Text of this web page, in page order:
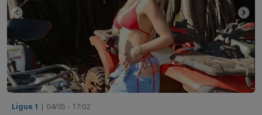
Ligue 1 | 04/05 - 17:02